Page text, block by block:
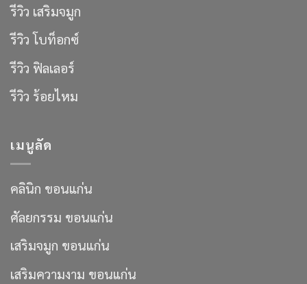
รีวิว เสริมจมูก
รีวิว โบท็อกซ์
รีวิว ฟิลเลอร์
รีวิว ร้อยไหม
เมนูลัด
คลินิก ขอนแก่น
ศัลยกรรม ขอนแก่น
เสริมจมูก ขอนแก่น
เสริมความงาม ขอนแก่น